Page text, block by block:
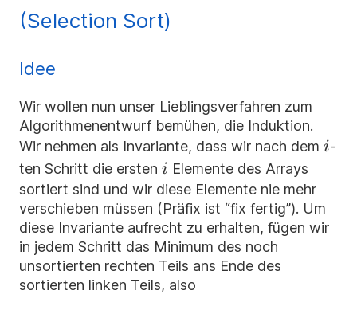
(Selection Sort)
Idee
Wir wollen nun unser Lieblingsverfahren zum
Algorithmenentwurf bemühen, die Induktion.
Wir nehmen als Invariante, dass wir nach dem i
i-
ten Schritt die ersten i
i Elemente des Arrays
sortiert sind und wir diese Elemente nie mehr
verschieben müssen (Präfix ist “fix fertig”). Um
diese Invariante aufrecht zu erhalten, fügen wir
in jedem Schritt das Minimum des noch
unsortierten rechten Teils ans Ende des
sortierten linken Teils, also